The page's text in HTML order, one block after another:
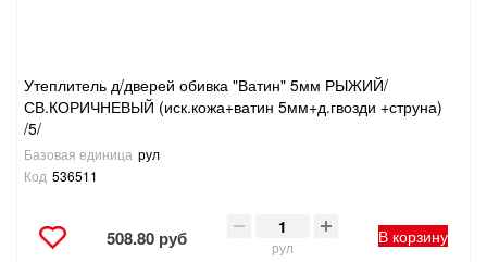
Утеплитель д/дверей обивка "Ватин" 5мм РЫЖИЙ/
СВ.КОРИЧНЕВЫЙ (иск.кожа+ватин 5мм+д.гвозди +струна)
/5/
Базовая единица рул
Код 536511
508.80 руб рул
В корзину